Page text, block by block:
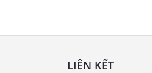
LIÊN KẾT